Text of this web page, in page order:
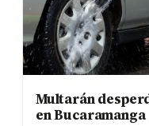
Multarán
en Bucaramanga